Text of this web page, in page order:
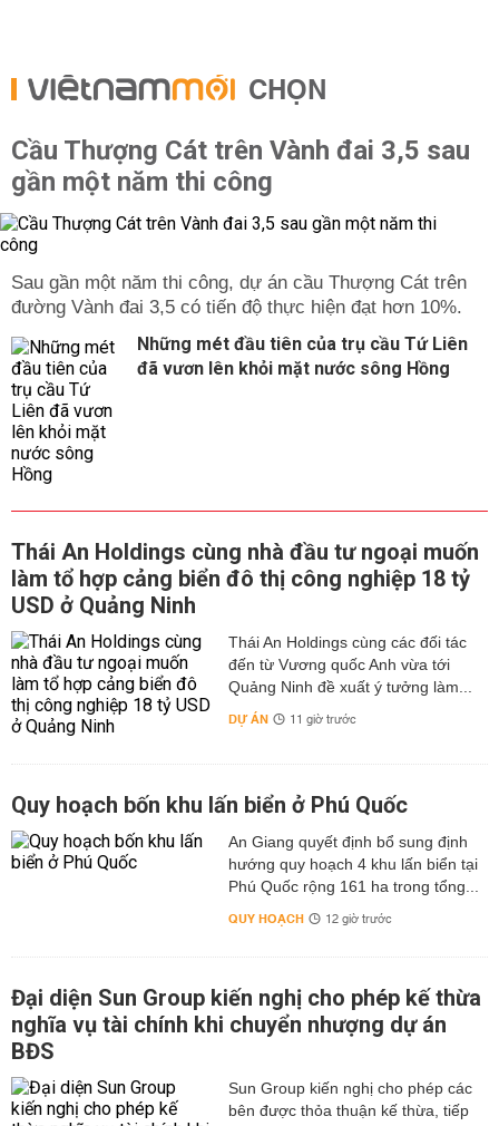
CHỌN
Cầu Thượng Cát trên Vành đai 3,5 sau
gần một năm thi công
Sau gần một năm thi công, dự án cầu Thượng Cát trên
đường Vành đai 3,5 có tiến độ thực hiện đạt hơn 10%.
Những mét đầu tiên của trụ cầu Tứ Liên
đã vươn lên khỏi mặt nước sông Hồng
Thái An Holdings cùng nhà đầu tư ngoại muốn
làm tổ hợp cảng biển đô thị công nghiệp 18 tỷ
USD ở Quảng Ninh
Thái An Holdings cùng các đối tác
đến từ Vương quốc Anh vừa tới
Quảng Ninh đề xuất ý tưởng làm...
DỰ ÁN 11 giờ trước
Quy hoạch bốn khu lấn biển ở Phú Quốc
An Giang quyết định bổ sung định
hướng quy hoạch 4 khu lấn biển tại
Phú Quốc rộng 161 ha trong tổng...
QUY HOẠCH 12 giờ trước
Đại diện Sun Group kiến nghị cho phép kế thừa
nghĩa vụ tài chính khi chuyển nhượng dự án
BĐS
Sun Group kiến nghị cho phép các
bên được thỏa thuận kế thừa, tiếp